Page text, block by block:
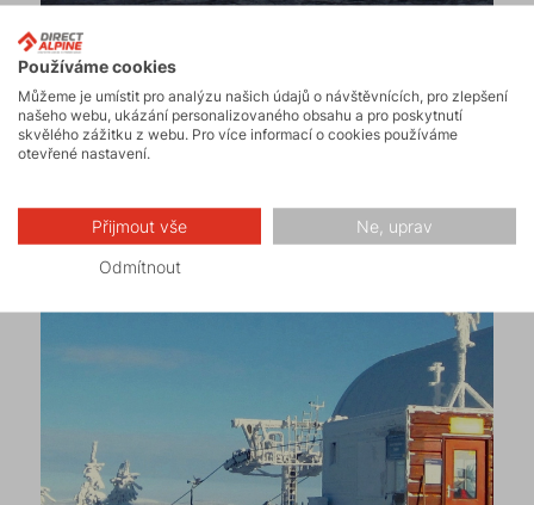
Tip redakce:Nezapomeňte si pořídit těžkou,
neforemnou bundu, pokud možno v křiklavých
barevných kombinacích a vzorech (ale v katalogu
Používáme cookies
Můžeme je umístit pro analýzu našich údajů o návštěvnících, pro zlepšení
našeho webu, ukázání personalizovaného obsahu a pro poskytnutí
skvělého zážitku z webu. Pro více informací o cookies používáme
otevřené nastavení.
Přijmout vše Ne, uprav
Odmítnout